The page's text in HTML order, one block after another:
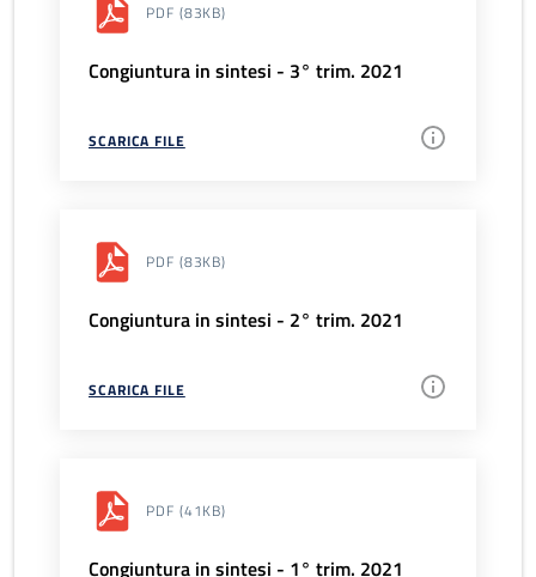
PDF (83KB)
Congiuntura in sintesi - 3° trim. 2021
SCARICA FILE
PDF (83KB)
Congiuntura in sintesi - 2° trim. 2021
SCARICA FILE
PDF (41KB)
Congiuntura in sintesi - 1° trim. 2021